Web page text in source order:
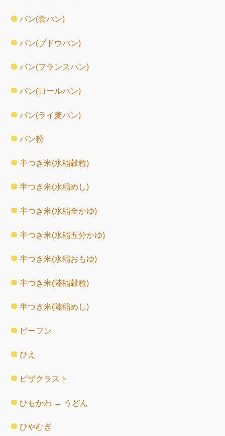
パン(食パン)
パン(ブドウパン)
パン(フランスパン)
パン(ロールパン)
パン(ライ麦パン)
パン粉
半つき米(水稲穀粒)
半つき米(水稲めし)
半つき米(水稲全かゆ)
半つき米(水稲五分かゆ)
半つき米(水稲おもゆ)
半つき米(陸稲穀粒)
半つき米(陸稲めし)
ビーフン
ひえ
ピザクラスト
ひもかわ → うどん
ひやむぎ